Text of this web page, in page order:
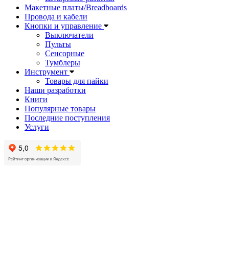
Макетные платы/Breadboards
Провода и кабели
Кнопки и управление
Выключатели
Пульты
Сенсорные
Тумблеры
Инструмент
Товары для пайки
Наши разработки
Книги
Популярные товары
Последние поступления
Услуги